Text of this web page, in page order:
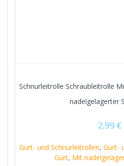
Schnurleitrolle Schraubleitrolle
nadelgelagerter
2,99 €
Gurt- und Schnurleitrollen, Gurt-
Gurt, Mit